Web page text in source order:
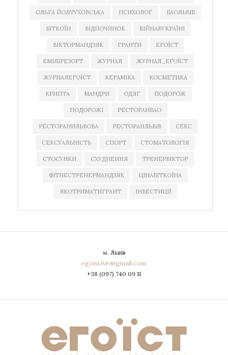
ОЛЬГА ЙОЛТУХОВСЬКА ПСИХОЛОГ БАОЛЬВІВ
БІТКОЇН ВІДПОЧИНОК ВІЙНАВУКРАЇНІ
ВІКТОРМАНДЗЯК ГРАНТИ ЕГОЇСТ
ЕМІЛІРЕЗОРТ ЖУРНАЛ ЖУРНАЛ_ЕГОЇСТ
ЖУРНАЛЕГОЇСТ КЕРАМІКА КОСМЕТИКА
КРИПТА МАНДРИ ОДЯГ ПОДОРОЖ
ПОДОРОЖІ РЕСТОРАНБАО
РЕСТОРАНИЛЬВОВА РЕСТОРАНЛЬВІВ СЕКС
СЕКСУАЛЬНІСТЬ СПОРТ СТОМАТОЛОГІЯ
СТОСУНКИ СХУДНЕННЯ ТРЕНЕРВІКТОР
ФІТНЕСТРЕНЕРМАНДЗЯК ЦІНАБІТКОЇНА
ЯКОТРИМАТИГРАНТ ІНВЕСТИЦІЇ
м. Львів
egoist.lviv@gmail.com
+38 (097) 740 09 11